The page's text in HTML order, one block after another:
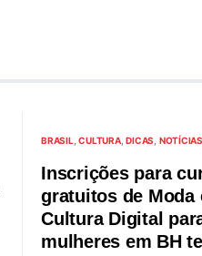
BRASIL CULTURA DICAS NOTÍCIAS
Inscrições para
gratuitos de Moda
Cultura Digital
mulheres em BH